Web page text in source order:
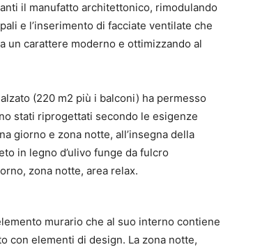
il manufatto architettonico, rimodulando
e l’inserimento di facciate ventilate che
un carattere moderno e ottimizzando al
(220 m2 più i balconi) ha permesso
stati riprogettati secondo le esigenze
giorno e zona notte, all’insegna della
in legno d’ulivo funge da fulcro
zona notte, area relax.
murario che al suo interno contiene
con elementi di design. La zona notte,